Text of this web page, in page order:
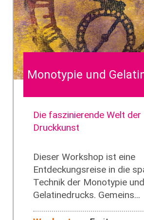
Monotypie und
Die faszinierende Welt der
Druckkunst
Dieser Workshop ist eine
Entdeckungsreise in die
Technik der Monotypie
Gelatinedrucks. Gemeins...